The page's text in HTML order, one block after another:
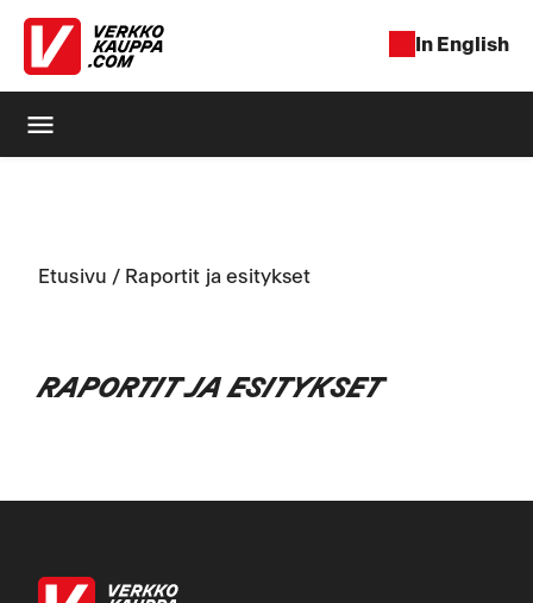
In English
menu
Etusivu / Raportit ja esitykset
RAPORTIT JA ESITYKSET